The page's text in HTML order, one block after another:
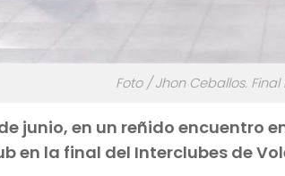
Foto / Jhon Ceballos.
junio, en un reñido encuentro
en la final del Interclubes de